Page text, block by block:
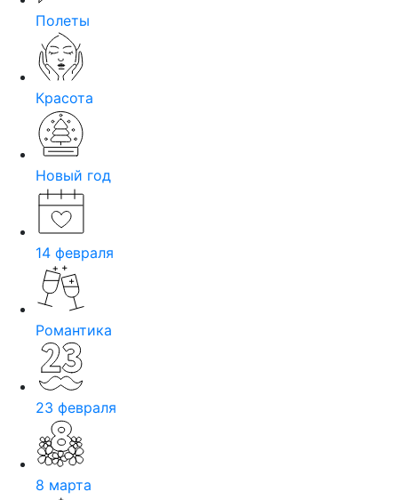
Полеты
Красота
Новый год
14 февраля
Романтика
23 февраля
8 марта